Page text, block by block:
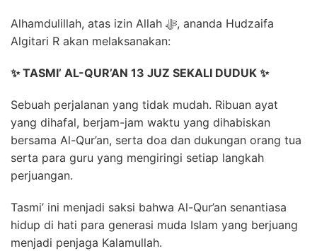
Alhamdulillah, atas izin Allah ﷻ, ananda Hudzaifa
Algitari R akan melaksanakan:
✨ TASMI’ AL-QUR’AN 13 JUZ SEKALI DUDUK ✨
Sebuah perjalanan yang tidak mudah. Ribuan ayat
yang dihafal, berjam-jam waktu yang dihabiskan
bersama Al-Qur’an, serta doa dan dukungan orang tua
serta para guru yang mengiringi setiap langkah
perjuangan.
Tasmi’ ini menjadi saksi bahwa Al-Qur’an senantiasa
hidup di hati para generasi muda Islam yang berjuang
menjadi penjaga Kalamullah.